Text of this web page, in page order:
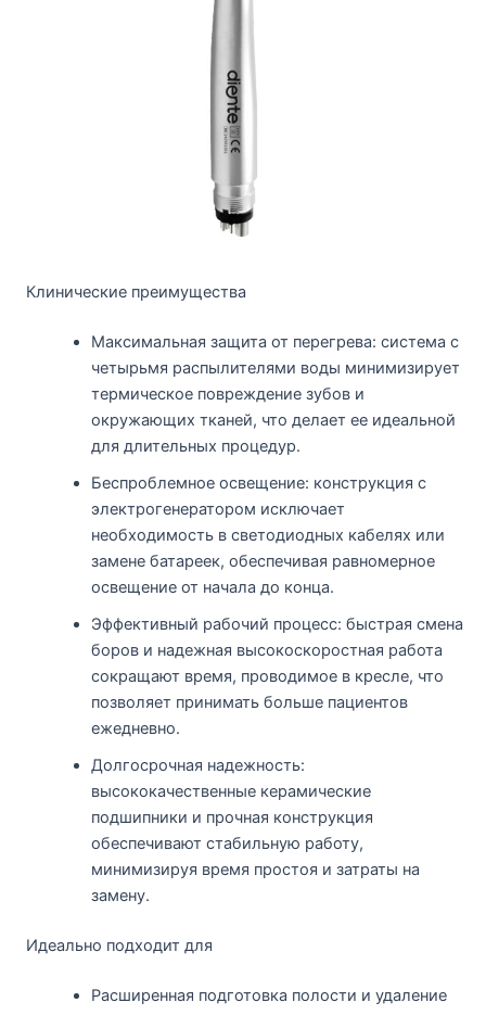
Клинические преимущества
Максимальная защита от перегрева: система с
четырьмя распылителями воды минимизирует
термическое повреждение зубов и
окружающих тканей, что делает ее идеальной
для длительных процедур.
Беспроблемное освещение: конструкция с
электрогенератором исключает
необходимость в светодиодных кабелях или
замене батареек, обеспечивая равномерное
освещение от начала до конца.
Эффективный рабочий процесс: быстрая смена
боров и надежная высокоскоростная работа
сокращают время, проводимое в кресле, что
позволяет принимать больше пациентов
ежедневно.
Долгосрочная надежность:
высококачественные керамические
подшипники и прочная конструкция
обеспечивают стабильную работу,
минимизируя время простоя и затраты на
замену.
Идеально подходит для
Расширенная подготовка полости и удаление